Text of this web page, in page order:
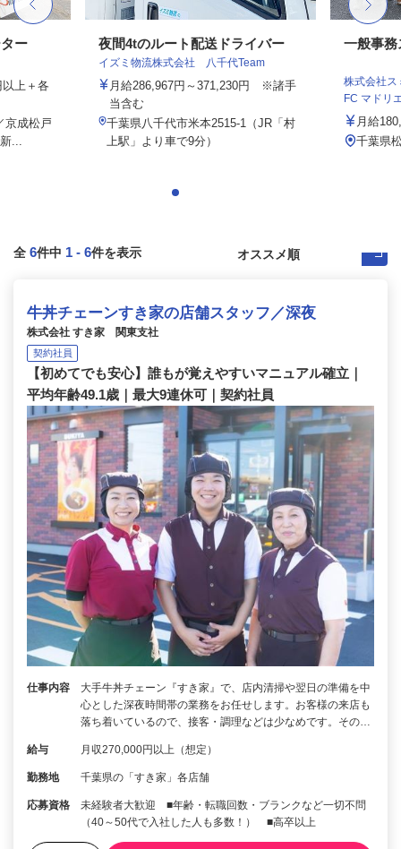
ー
上＋各
京成松戸
...
夜間4tのルート配送ドライバー
イズミ物流株式会社 八千代Team
月給286,967円～371,230円 ※諸手
当含む
千葉県八千代市米本2515-1（JR「村
上駅」より車で9分）
一般事務
株式会社ス
FC マドリ
月給
千葉県
全 6件中 1 - 6件を表示
牛丼チェーンすき家の店舗スタッフ／深夜
株式会社 すき家 関東支社
契約社員
【初めてでも安心】誰もが覚えやすいマニュアル確立｜
平均年齢49.1歳｜最大9連休可｜契約社員
仕事内容
大手牛丼チェーン『すき家』で、店内清掃や翌日の準備を中
心とした深夜時間帯の業務をお任せします。お客様の来店も
落ち着いているので、接客・調理などは少なめです。その…
給与 月収270,000円以上（想定）
勤務地 千葉県の「すき家」各店舗
応募資格
未経験者大歓迎 ■年齢・転職回数・ブランクなど一切不問
（40～50代で入社した人も多数！） ■高卒以上